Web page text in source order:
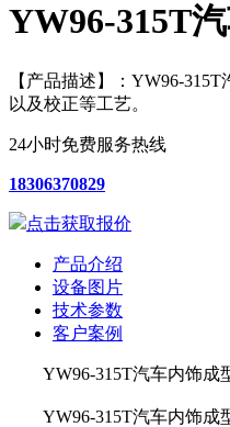
YW96-315T
【产品描述】： YW96-315T
以及校正等工艺。
24小时免费服务热线
18306370829
点击获取报价
产品介绍
设备图片
技术参数
客户案例
YW96-315T汽车内饰成
YW96-315T汽车内饰成型